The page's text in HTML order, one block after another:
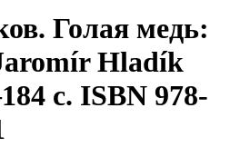
Голая медь:
Hladík
с. ISBN 978-